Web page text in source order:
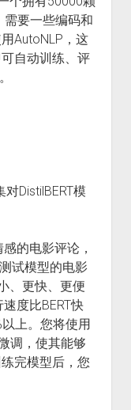
要一些编码和
AutoNLP，这
自动训练、评
DistilBERT模
的电影评论，
试模型的电影
、更快、更便
度比BERT快
以上。您将使用
调，使其能够
完模型后，您